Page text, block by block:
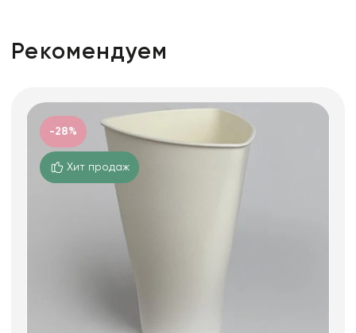
Рекомендуем
-28%
Хит продаж